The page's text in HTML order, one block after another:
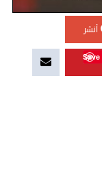
أنشر
Save